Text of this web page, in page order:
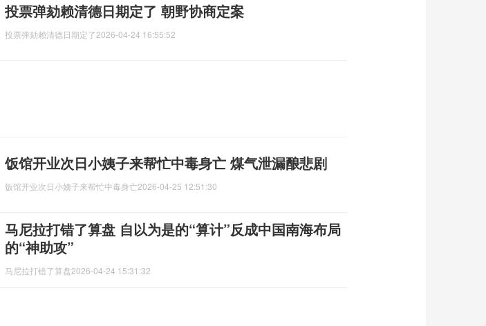
投票弹劾赖清德日期定了 朝野协商定案
投票弹劾赖清德日期定了2026-04-24 16:55:52
饭馆开业次日小姨子来帮忙中毒身亡 煤气泄漏酿悲剧
饭馆开业次日小姨子来帮忙中毒身亡2026-04-25 12:51:30
马尼拉打错了算盘 自以为是的“算计”反成中国南海布局
的“神助攻”
马尼拉打错了算盘2026-04-24 15:31:32